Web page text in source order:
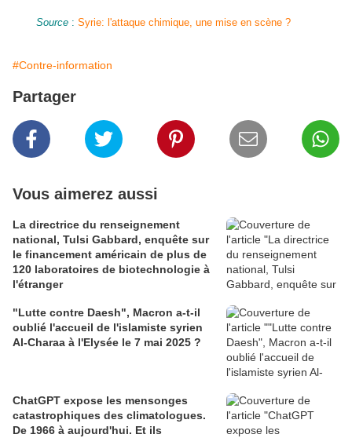
Source : Syrie: l'attaque chimique, une mise en scène ?
#Contre-information
Partager
Vous aimerez aussi
La directrice du renseignement
national, Tulsi Gabbard, enquête sur
le financement américain de plus de
120 laboratoires de biotechnologie à
l'étranger
"Lutte contre Daesh", Macron a-t-il
oublié l'accueil de l'islamiste syrien
Al-Charaa à l'Elysée le 7 mai 2025 ?
ChatGPT expose les mensonges
catastrophiques des climatologues.
De 1966 à aujourd'hui. Et ils